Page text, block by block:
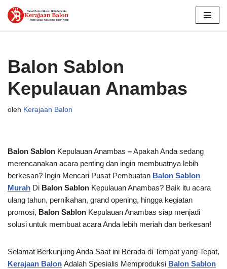
Balon Sablon
Kepulauan Anambas
oleh Kerajaan Balon
Balon Sablon Kepulauan Anambas –Apakah Anda sedang
merencanakan acara penting dan ingin membuatnya lebih
berkesan? Ingin Mencari Pusat Pembuatan Balon Sablon
Murah Di Balon Sablon Kepulauan Anambas? Baik itu acara
ulang tahun, pernikahan, grand opening, hingga kegiatan
promosi, Balon Sablon Kepulauan Anambas siap menjadi
solusi untuk membuat acara Anda lebih meriah dan berkesan!
Selamat Berkunjung Anda Saat ini Berada di Tempat yang Tepat,
Kerajaan Balon Adalah Spesialis Memproduksi Balon Sablon